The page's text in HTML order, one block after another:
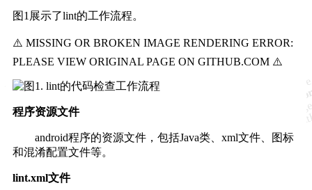
图1展示了lint的工作流程。
程序资源文件
android程序的资源文件，包括Java类、xml文件、图标
和混淆配置文件等。
lint.xml文件